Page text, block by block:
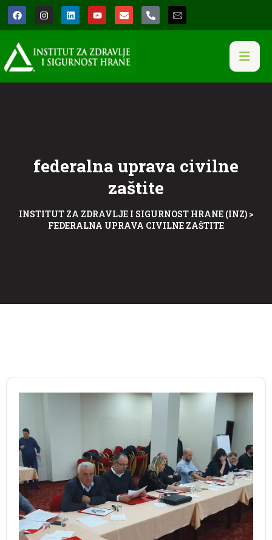
federalna uprava civilne
zaštite
INSTITUT ZA ZDRAVLJE I SIGURNOST HRANE (INZ)>
FEDERALNA UPRAVA CIVILNE ZAŠTITE